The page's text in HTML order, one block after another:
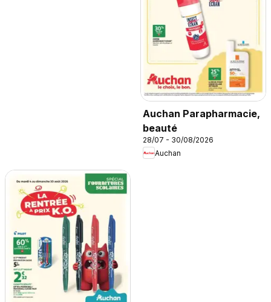
Auchan Parapharmacie,
beauté
28/07 - 30/08/2026
Auchan